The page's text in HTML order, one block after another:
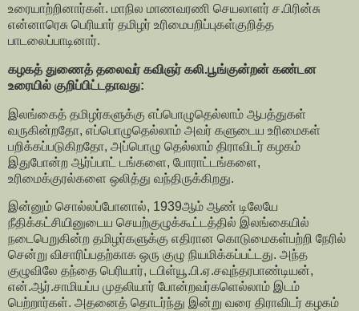
உரையாற்றினார்கள். மாநில மாணவரணி செயலாளர் ச.பிரின்சு
என்னாரெசு பெரியார் தமிழர் உரிமைபறிப்புகள்குறித்த
பாடலைப்பாடினார்.
கழகத் துணைத் தலைவர் கவிஞர் கலி.பூங்குன்றன் கண்டன
உரையில் குறிப்பிட்டதாவது:
இலங்கைத் தமிழர்களுக்கு எப்பொழுதெல்லாம் ஆபத்துகள்
வருகின்றதோ, எப்பொழுதெல்லாம் அவர் களுடைய உரிமைகள்
பறிக்கப்படுகிறதோ, அப்பொழு தெல்லாம் திராவிடர் கழகம்
இதுபோன்ற ஆர்ப்பாட் டங்களை, போராட்டங்களை,
உரிமைக்குரல்களை ஒலித்து வந்திருக்கிறது.
இன்னும் சொல்லப்போனால், 1939ஆம் ஆண் டிலேயே
நீதிக்கட்சியினுடைய செயற்குழுக்கூட்டத்தில் இலங்கையில்
நடைபெறுகின்ற தமிழர்களுக்கு எதிரான கொடுமைகள்பற்றி நேரில்
சென்று விசாரிப்பதற்காக ஒரு குழு நியமிக்கப்பட்டது. அந்த
குழுவிலே தந்தை பெரியார், டபிள்யூ.பி.ஏ.சவுந்தரபாண்டியன்,
என்.ஆர்.சாமியப்ப முதலியார் போன்றவர்களெல்லாம் இடம்
பெற்றார்கள். அதனைத் தொடர்ந்து இன்று வரை திராவிடர் கழகம்